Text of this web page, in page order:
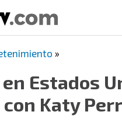
»
Estados
Katy